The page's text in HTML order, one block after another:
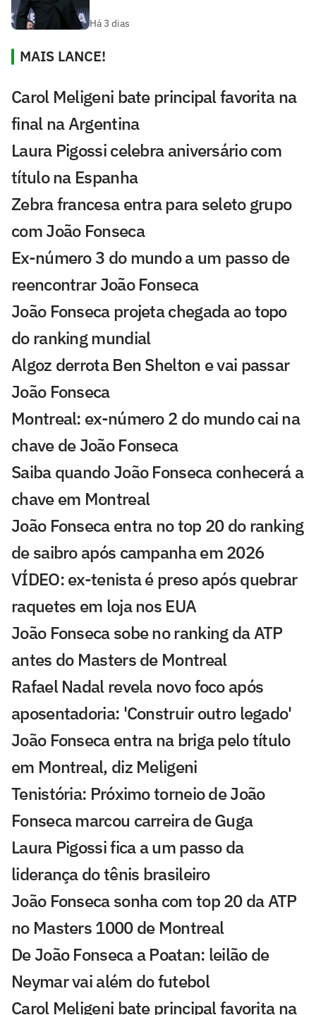
Há 3 dias
MAIS LANCE!
Carol Meligeni bate principal favorita na
final na Argentina
Laura Pigossi celebra aniversário com
título na Espanha
Zebra francesa entra para seleto grupo
com João Fonseca
Ex-número 3 do mundo a um passo de
reencontrar João Fonseca
João Fonseca projeta chegada ao topo
do ranking mundial
Algoz derrota Ben Shelton e vai passar
João Fonseca
Montreal: ex-número 2 do mundo cai na
chave de João Fonseca
Saiba quando João Fonseca conhecerá a
chave em Montreal
João Fonseca entra no top 20 do ranking
de saibro após campanha em 2026
VÍDEO: ex-tenista é preso após quebrar
raquetes em loja nos EUA
João Fonseca sobe no ranking da ATP
antes do Masters de Montreal
Rafael Nadal revela novo foco após
aposentadoria: 'Construir outro legado'
João Fonseca entra na briga pelo título
em Montreal, diz Meligeni
Tenistória: Próximo torneio de João
Fonseca marcou carreira de Guga
Laura Pigossi fica a um passo da
liderança do tênis brasileiro
João Fonseca sonha com top 20 da ATP
no Masters 1000 de Montreal
De João Fonseca a Poatan: leilão de
Neymar vai além do futebol
Carol Meligeni bate principal favorita na